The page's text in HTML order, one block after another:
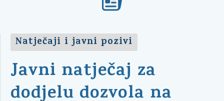
Natječaji i javni pozivi
Javni natječaj za
dodjelu dozvola na